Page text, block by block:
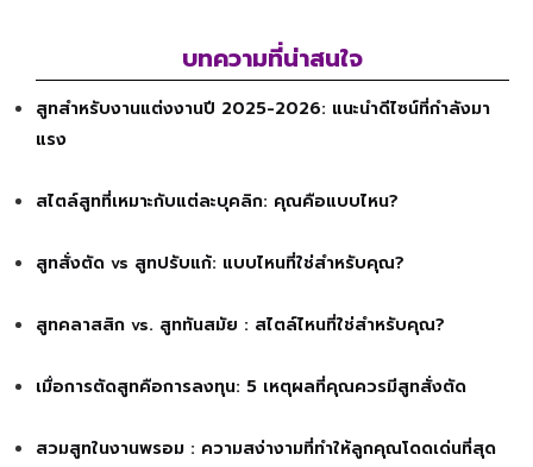
บทความที่น่าสนใจ
สูทสำหรับงานแต่งงานปี 2025-2026: แนะนำดีไซน์ที่กำลังมา
แรง
สไตล์สูทที่เหมาะกับแต่ละบุคลิก: คุณคือแบบไหน?
สูทสั่งตัด vs สูทปรับแก้: แบบไหนที่ใช่สำหรับคุณ?
สูทคลาสสิก vs. สูททันสมัย : สไตล์ไหนที่ใช่สำหรับคุณ?
เมื่อการตัดสูทคือการลงทุน: 5 เหตุผลที่คุณควรมีสูทสั่งตัด
สวมสูทในงานพรอม : ความสง่างามที่ทำให้ลูกคุณโดดเด่นที่สุด